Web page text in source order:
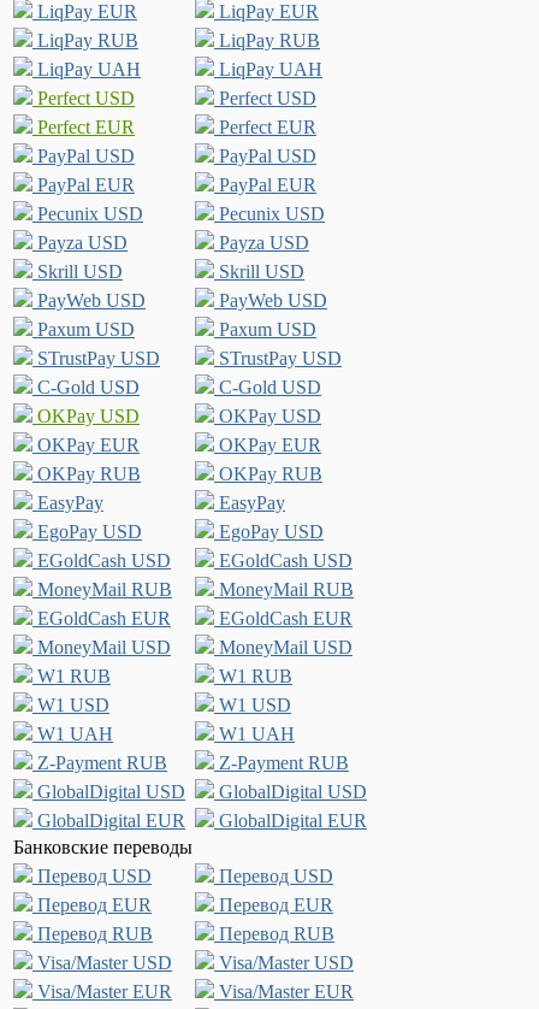
LiqPay EUR
LiqPay EUR
LiqPay RUB
LiqPay RUB
LiqPay UAH
LiqPay UAH
Perfect USD
Perfect USD
Perfect EUR
Perfect EUR
PayPal USD
PayPal USD
PayPal EUR
PayPal EUR
Pecunix USD
Pecunix USD
Payza USD
Payza USD
Skrill USD
Skrill USD
PayWeb USD
PayWeb USD
Paxum USD
Paxum USD
STrustPay USD
STrustPay USD
C-Gold USD
C-Gold USD
OKPay USD
OKPay USD
OKPay EUR
OKPay EUR
OKPay RUB
OKPay RUB
EasyPay
EasyPay
EgoPay USD
EgoPay USD
EGoldCash USD
EGoldCash USD
MoneyMail RUB
MoneyMail RUB
EGoldCash EUR
EGoldCash EUR
MoneyMail USD
MoneyMail USD
W1 RUB
W1 RUB
W1 USD
W1 USD
W1 UAH
W1 UAH
Z-Payment RUB
Z-Payment RUB
GlobalDigital USD
GlobalDigital USD
GlobalDigital EUR
GlobalDigital EUR
Банковские переводы
Перевод USD
Перевод USD
Перевод EUR
Перевод EUR
Перевод RUB
Перевод RUB
Visa/Master USD
Visa/Master USD
Visa/Master EUR
Visa/Master EUR